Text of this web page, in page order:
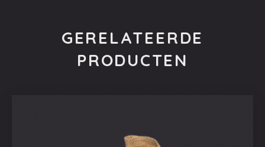
GERELATEERDE
PRODUCTEN